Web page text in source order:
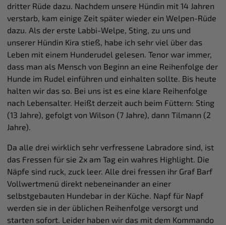
dritter Rüde dazu. Nachdem unsere Hündin mit 14 Jahren
verstarb, kam einige Zeit später wieder ein Welpen-Rüde
dazu. Als der erste Labbi-Welpe, Sting, zu uns und
unserer Hündin Kira stieß, habe ich sehr viel über das
Leben mit einem Hunderudel gelesen. Tenor war immer,
dass man als Mensch von Beginn an eine Reihenfolge der
Hunde im Rudel einführen und einhalten sollte. Bis heute
halten wir das so. Bei uns ist es eine klare Reihenfolge
nach Lebensalter. Heißt derzeit auch beim Füttern: Sting
(13 Jahre), gefolgt von Wilson (7 Jahre), dann Tilmann (2
Jahre).
Da alle drei wirklich sehr verfressene Labradore sind, ist
das Fressen für sie 2x am Tag ein wahres Highlight. Die
Näpfe sind ruck, zuck leer. Alle drei fressen ihr Graf Barf
Vollwertmenü direkt nebeneinander an einer
selbstgebauten Hundebar in der Küche. Napf für Napf
werden sie in der üblichen Reihenfolge versorgt und
starten sofort. Leider haben wir das mit dem Kommando